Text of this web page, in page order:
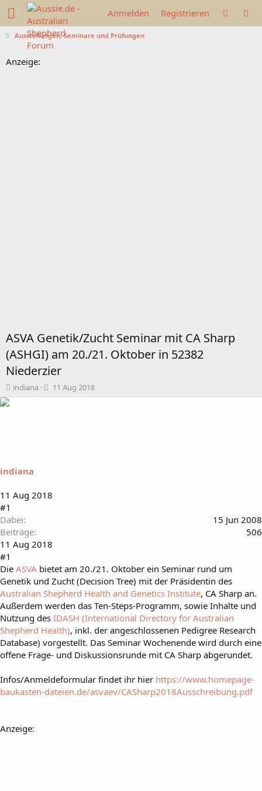
Anmelden Registrieren
Ausstellungen, Seminare und Prüfungen
Anzeige:
ASVA Genetik/Zucht Seminar mit CA Sharp
(ASHGI) am 20./21. Oktober in 52382
Niederzier
T
h
a
t
indiana
B
e
m
11 Aug 2018
indiana
11 Aug 2018
#1
Dabei
15 Jun 2008
Beiträge
506
11 Aug 2018
#1
Die ASVA bietet am 20./21. Oktober ein Seminar rund um
Genetik und Zucht (Decision Tree) mit der Präsidentin des
Australian Shepherd Health and Genetics Institute, CA Sharp an.
Außerdem werden das Ten-Steps-Programm, sowie Inhalte und
Nutzung des IDASH (International Directory for Australian
Shepherd Health), inkl. der angeschlossenen Pedigree Research
Database) vorgestellt. Das Seminar Wochenende wird durch eine
offene Frage- und Diskussionsrunde mit CA Sharp abgerundet.
Infos/Anmeldeformular findet ihr hier https://www.homepage-
baukasten-dateien.de/asvaev/CASharp2018Ausschreibung.pdf
Anzeige: